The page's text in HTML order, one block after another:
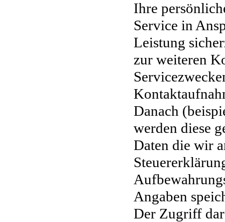
Ihre
Service in
Leistung
zur weiteren
Danach
werden diese
Daten die wir
Angaben
Der Zugriff